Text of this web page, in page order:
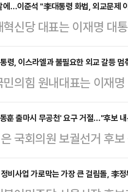
언이 결국 외교 문제로 비
"이스라엘 외무부가 공
며 '용납할 수 없으며
"며 이같이 말했다.나
전날에 유대인 학살을 전
넘어선 심각…
에…이준석 "李대통령 화법, 외교문제
혁신당 대표는 이재명 대
공개 반발한 것과 관련
했다.이준석 대표는 11
면 모를까, 외교적으로
며 "어제 대통령께서 일
하고 수습하려는 노력
언급하는 상황에 이르
대표는 "대…
령, 이스라엘과 불필요한 외교 갈등 멈
의힘 원내대표는 이재
충돌한 것을 두고 "민감
등을 중단해야 한다"고
대통령의 SNS상 가짜
, 여기에 대통령이 다시
이 말했다.송 원내대표
훈 출마시 무공천' 요구 거절…"후보
국회의원 보궐선거 후
당의 의무"라고 밝혔다
과 만나 "정권을 가져와
비사업 가로막는 가장 큰 걸림돌, 李